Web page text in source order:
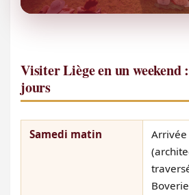
Visiter Liège en un
jours
Samedi matin